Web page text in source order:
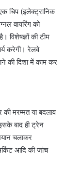
चिप (इलेक्ट्रानिक
वायरिंग को
विशेषज्ञों की टीम
करेगी। रेलवे
की दिशा में काम कर
मरम्मत या बदलाव
बाद ही ट्रेन
चलाकर
आदि की जांच